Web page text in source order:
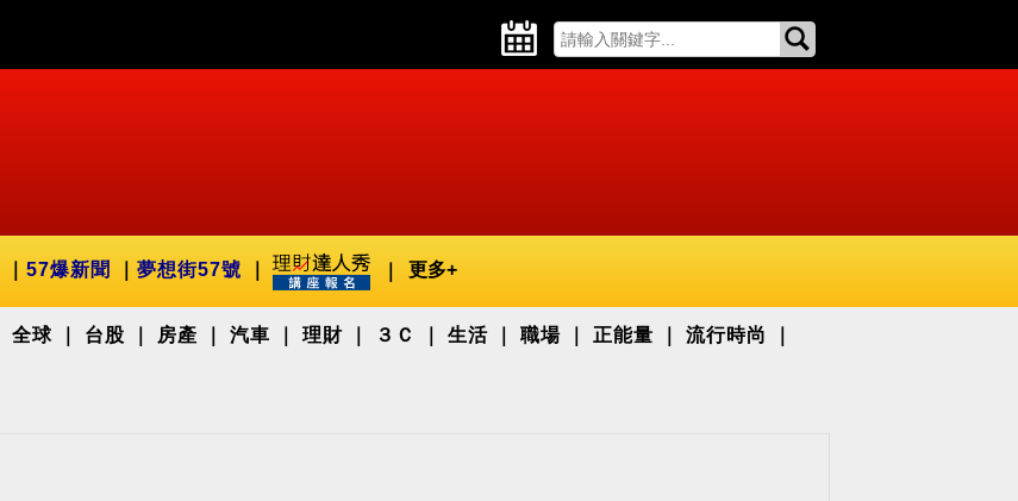
57爆新聞 夢想街57號 更多+
全球 台股 房產 汽車 理財 ３Ｃ 生活 職場 正能量 流行時尚